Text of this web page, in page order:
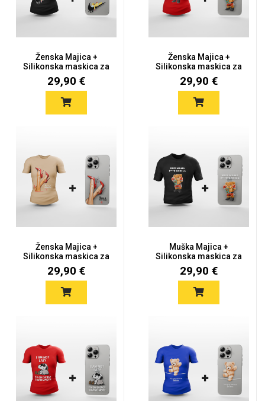
Ženska Majica +
Silikonska maskica za
mobitel...
29,90 €
Ženska Majica +
Silikonska maskica za
mobitel...
29,90 €
Ženska Majica +
Silikonska maskica za
mobitel...
29,90 €
Muška Majica +
Silikonska maskica za
mobitel -...
29,90 €